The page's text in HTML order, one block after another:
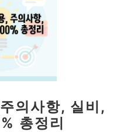
의사항, 실비,
총정리